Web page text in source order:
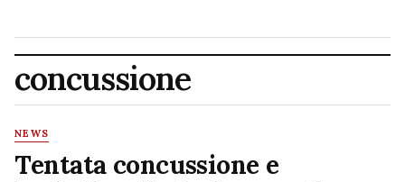
concussione
NEWS
Tentata concussione e